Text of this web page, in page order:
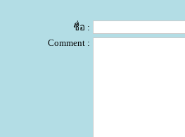
ชื่อ :
Comment :